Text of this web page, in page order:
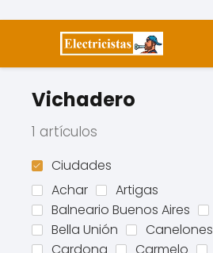
Vichadero
1 artículos
Ciudades
Achar
Artigas
Balneario Buenos Aires
Bella Unión
Canelones